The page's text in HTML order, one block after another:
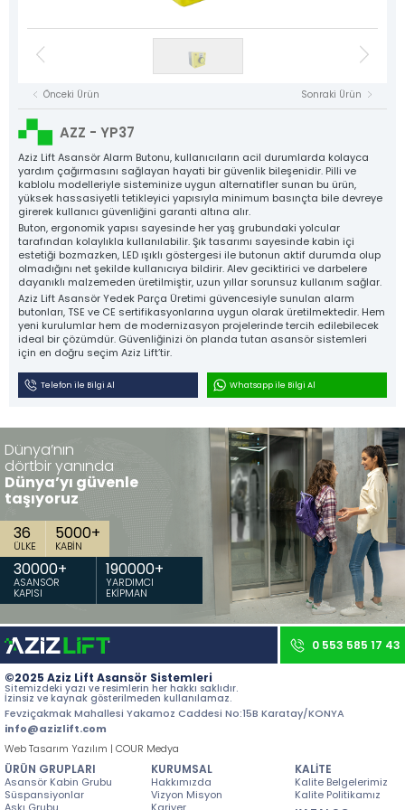
Aziz Lift
The Power Behind Every Lift
KURUMSAL
ÜRÜNLER
ÜRETİM
KALİTE
KATALOG
İLETİŞİM
Halat Şişeleri
Döküm Ray Tırnakları
Plastik Grubu
Asansör Yedek Parçaları
Tüm hakkı saklıdır. Sitemizde kullanılan tüm içerik ve görseller
Aziz Lift'e ait olup izinsiz kullanımı hukuki yaptırıma tabidir.
NYAF Kablolar
Flexible Kablolar
Hız Regülatörü
Gergi Kasnakları
Halat Şişeleri
Döküm Ray Tırnakları
Sac Tırnaklar
Denge Zinciri ve Aparatları
Plastik Grubu
Tüm Ürünler
İletişim
Önceki Ürün Sonraki Ürün
AZZ - YP37
Aziz Lift Asansör Alarm Butonu, kullanıcıların acil durumlarda kolayca
yardım çağırmasını sağlayan hayati bir güvenlik bileşenidir. Pilli ve
kablolu modelleriyle sisteminize uygun alternatifler sunan bu ürün,
yüksek hassasiyetli tetikleyici yapısıyla minimum basınçta bile devreye
girerek kullanıcı güvenliğini garanti altına alır.
Buton, ergonomik yapısı sayesinde her yaş grubundaki yolcular
tarafından kolaylıkla kullanılabilir. Şık tasarımı sayesinde kabin içi
estetiği bozmazken, LED ışıklı göstergesi ile butonun aktif durumda olup
olmadığını net şekilde kullanıcıya bildirir. Alev geciktirici ve darbelere
dayanıklı malzemeden üretilmiştir, uzun yıllar sorunsuz kullanım sağlar.
Aziz Lift Asansör Yedek Parça Üretimi güvencesiyle sunulan alarm
butonları, TSE ve CE sertifikasyonlarına uygun olarak üretilmektedir. Hem
yeni kurulumlar hem de modernizasyon projelerinde tercih edilebilecek
ideal bir çözümdür. Güvenliğinizi ön planda tutan asansör sistemleri
için en doğru seçim Aziz Lift’tir.
Telefon ile Bilgi Al Whatsapp ile Bilgi Al
Dünya’nın
dörtbir yanında
Dünya’yı güvenle
taşıyoruz
36
ÜLKE
5000+
KABİN
30000+
ASANSÖR
KAPISI
190000+
YARDIMCI
EKİPMAN
0 553 585 17 43
©2025 Aziz Lift Asansör Sistemleri
Sitemizdeki yazı ve resimlerin her hakkı saklıdır.
İzinsiz ve kaynak gösterilmeden kullanılamaz.
Fevziçakmak Mahallesi Yakamoz Caddesi No:15B Karatay/KONYA
info@azizlift.com
Web Tasarım Yazılım | COUR Medya
ÜRÜN GRUPLARI
Asansör Kabin Grubu
Süspansiyonlar
KURUMSAL
Hakkımızda
Vizyon Misyon
KALİTE
Kalite Belgelerimiz
Kalite Politikamız